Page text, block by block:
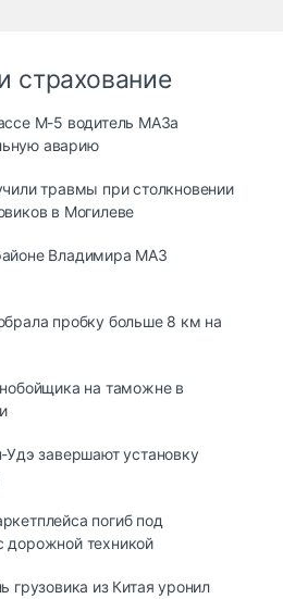
страхование
М-5 водитель МАЗа
аварию
травмы при столкновении
в Могилеве
Владимира МАЗ
пробку больше 8 км на
на таможне в
Удэ зaвepшaют ycтaнoвкy
погиб под
дорожной техникой
грузовика из Китая уронил